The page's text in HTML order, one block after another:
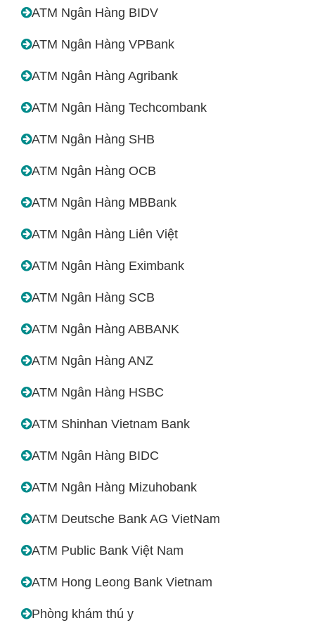
ATM Ngân Hàng BIDV
ATM Ngân Hàng VPBank
ATM Ngân Hàng Agribank
ATM Ngân Hàng Techcombank
ATM Ngân Hàng SHB
ATM Ngân Hàng OCB
ATM Ngân Hàng MBBank
ATM Ngân Hàng Liên Việt
ATM Ngân Hàng Eximbank
ATM Ngân Hàng SCB
ATM Ngân Hàng ABBANK
ATM Ngân Hàng ANZ
ATM Ngân Hàng HSBC
ATM Shinhan Vietnam Bank
ATM Ngân Hàng BIDC
ATM Ngân Hàng Mizuhobank
ATM Deutsche Bank AG VietNam
ATM Public Bank Việt Nam
ATM Hong Leong Bank Vietnam
Phòng khám thú y